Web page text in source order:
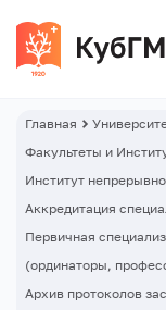
Главная
Факультеты и
Институт
Аккредитация
Первичная
(ординаторы,
Архив протоколов